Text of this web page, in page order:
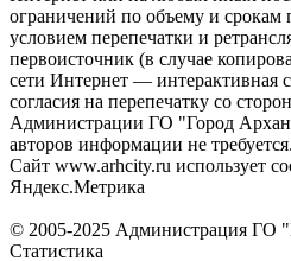
ограничений по объему и
условием перепечатки и
первоисточник (в случае
сети Интернет — интерактивная
согласия на перепечатку со
Администрации ГО "Город
авторов информации не требуется.
Сайт www.arhcity.ru использует
Яндекс.Метрика
© 2005-2025 Администрация ГО
Статистика